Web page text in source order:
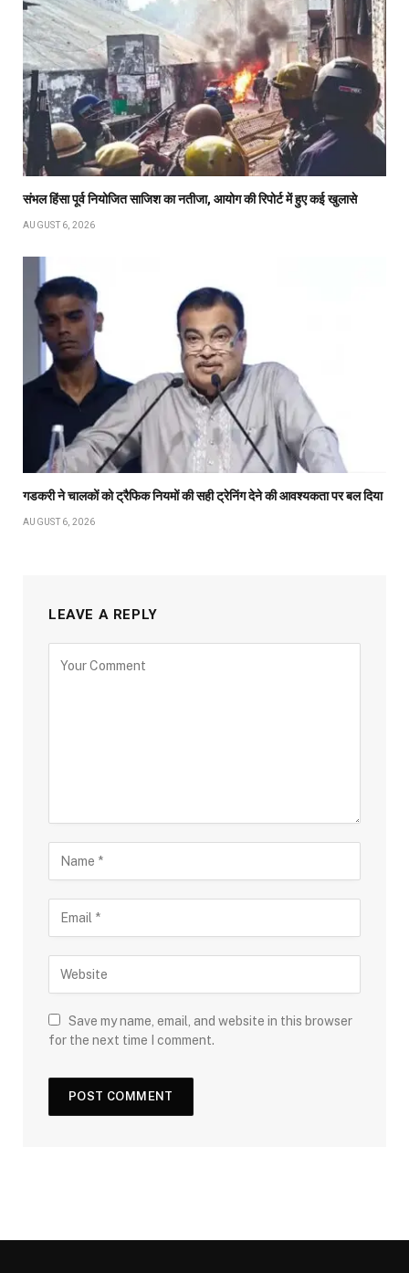
संभल हिंसा पूर्व नियोजित साजिश का नतीजा, आयोग की रिपोर्ट में हुए कई खुलासे
AUGUST 6, 2026
गडकरी ने चालकों को ट्रैफिक नियमों की सही ट्रेनिंग देने की आवश्यकता पर बल दिया
AUGUST 6, 2026
LEAVE A REPLY
Save my name, email, and website in this browser
for the next time I comment.